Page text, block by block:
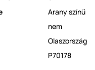
Arany színű
nem
Olaszország
P70178